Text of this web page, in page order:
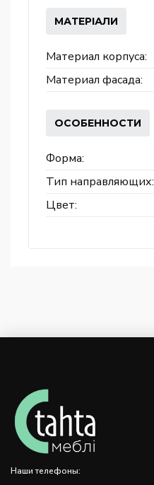
МАТЕРІАЛИ
Материал корпуса:
Материал фасада:
ОСОБЕННОСТИ
Форма:
Тип направляющих:
Цвет:
Наши телефоны: